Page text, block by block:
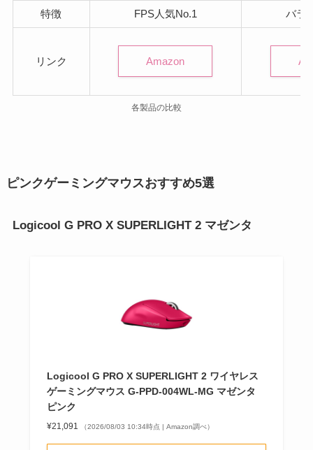
特徴 FPS人気No.1 バラ
リンク Amazon
各製品の比較
ピンクゲーミングマウスおすすめ5選
Logicool G PRO X SUPERLIGHT 2 マゼンタ
Logicool G PRO X SUPERLIGHT 2 ワイヤレス
ゲーミングマウス G-PPD-004WL-MG マゼンタ
ピンク
¥21,091 （2026/08/03 10:34時点 | Amazon調べ）